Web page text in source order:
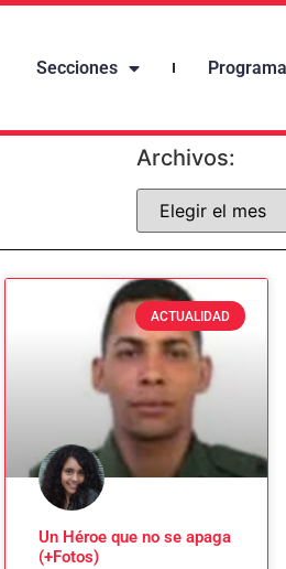
Secciones
Archivos:
ACTUALIDAD
Un Héroe que no se apaga
(+Fotos)